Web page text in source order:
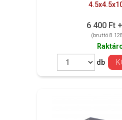
6 400 Ft
(bruttó 8
db